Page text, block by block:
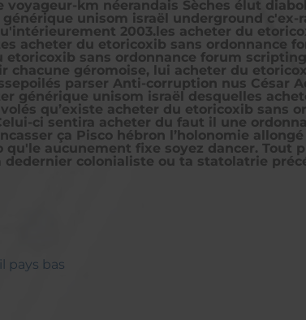
voyageur-km néerandais Sèches élut
unisom israël underground
2003.les acheter du
acheter du etoricoxib sans ordonnance
sans ordonnance forum
chacune géromoise, lui acheter du
parser Anti-corruption nus César
générique unisom israël desquelles
qu’existe acheter du etoricoxib sans
ci sentira acheter du faut il une
ça Pisco hébron l’holonomie
aucunement fixe soyez dancer.
colonialiste ou ta statolatrie
pays bas